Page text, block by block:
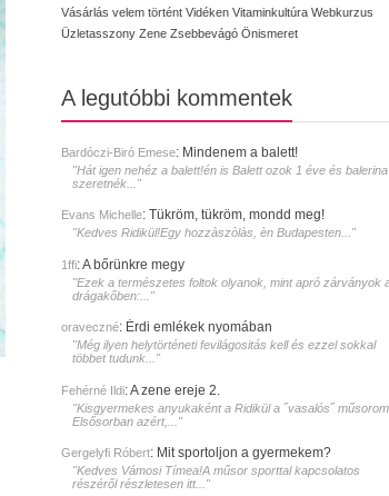
Vásárlás velem történt Vidéken Vitaminkultúra Webkurzus
Üzletasszony Zene Zsebbevágó Önismeret
A legutóbbi kommentek
Bardóczi-Biró Emese: Mindenem a balett!
"Hát igen nehéz a balett!én is Balett ozok 1 éve és balerina
szeretnék..."
Evans Michelle: Tükröm, tükröm, mondd meg!
"Kedves Ridikül!Egy hozzàszòlàs, èn Budapesten..."
1ffi:A bőrünkre megy
"Ezek a természetes foltok olyanok, mint apró zárványok
drágakőben:..."
oraveczné: Érdi emlékek nyomában
"Még ilyen helytörténeti fevilágositás kell és ezzel sokkal
többet tudunk..."
Fehérné Ildi:A zene ereje 2.
"Kisgyermekes anyukaként a Ridikül a ˝vasalós˝ műsorom.
Elsősorban azért,..."
Gergelyfi Róbert: Mit sportoljon a gyermekem?
"Kedves Vámosi Tímea!A műsor sporttal kapcsolatos
részéről részletesen itt..."